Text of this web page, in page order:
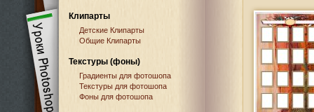
Клипарты
Детские Клипарты
Общие Клипарты
Текстуры (фоны)
Градиенты для фотошопа
Текстуры для фотошопа
Фоны для фотошопа